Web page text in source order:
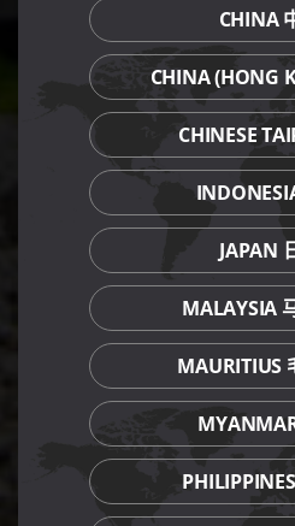
CHINA
CHINA (HONG
CHINESE
JAPAN
MALAYSIA
MAURITIUS